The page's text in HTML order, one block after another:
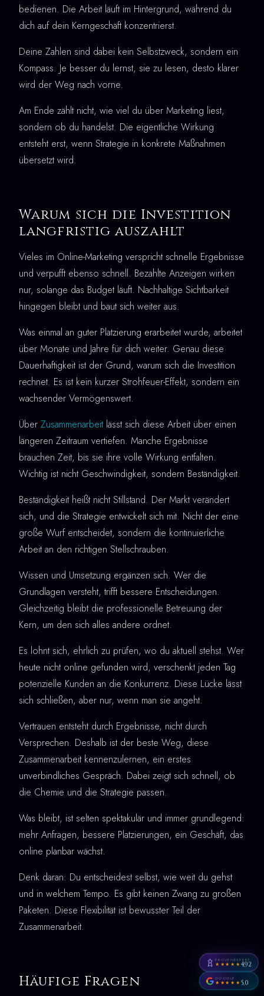
bedienen. Die Arbeit läuft im Hintergrund, während du
dich auf dein Kerngeschäft konzentrierst.
Deine Zahlen sind dabei kein Selbstzweck, sondern ein
Kompass. Je besser du lernst, sie zu lesen, desto klarer
wird der Weg nach vorne.
Am Ende zählt nicht, wie viel du über Marketing liest,
sondern ob du handelst. Die eigentliche Wirkung
entsteht erst, wenn Strategie in konkrete Maßnahmen
übersetzt wird.
Warum sich die Investition
langfristig auszahlt
Vieles im Online-Marketing verspricht schnelle Ergebnisse
und verpufft ebenso schnell. Bezahlte Anzeigen wirken
nur, solange das Budget läuft. Nachhaltige Sichtbarkeit
hingegen bleibt und baut sich weiter aus.
Was einmal an guter Platzierung erarbeitet wurde, arbeitet
über Monate und Jahre für dich weiter. Genau diese
Dauerhaftigkeit ist der Grund, warum sich die Investition
rechnet. Es ist kein kurzer Strohfeuer-Effekt, sondern ein
wachsender Vermögenswert.
Über Zusammenarbeit lässt sich diese Arbeit über einen
längeren Zeitraum vertiefen. Manche Ergebnisse
brauchen Zeit, bis sie ihre volle Wirkung entfalten.
Wichtig ist nicht Geschwindigkeit, sondern Beständigkeit.
Beständigkeit heißt nicht Stillstand. Der Markt verändert
sich, und die Strategie entwickelt sich mit. Nicht der eine
große Wurf entscheidet, sondern die kontinuierliche
Arbeit an den richtigen Stellschrauben.
Wissen und Umsetzung ergänzen sich. Wer die
Grundlagen versteht, trifft bessere Entscheidungen.
Gleichzeitig bleibt die professionelle Betreuung der
Kern, um den sich alles andere ordnet.
Es lohnt sich, ehrlich zu prüfen, wo du aktuell stehst. Wer
heute nicht online gefunden wird, verschenkt jeden Tag
potenzielle Kunden an die Konkurrenz. Diese Lücke lässt
sich schließen, aber nur, wenn man sie angeht.
Vertrauen entsteht durch Ergebnisse, nicht durch
Versprechen. Deshalb ist der beste Weg, diese
Zusammenarbeit kennenzulernen, ein erstes
unverbindliches Gespräch. Dabei zeigt sich schnell, ob
die Chemie und die Strategie passen.
Was bleibt, ist selten spektakulär und immer grundlegend:
mehr Anfragen, bessere Platzierungen, ein Geschäft, das
online planbar wächst.
Denk daran: Du entscheidest selbst, wie weit du gehst
und in welchem Tempo. Es gibt keinen Zwang zu großen
Paketen. Diese Flexibilität ist bewusster Teil der
Zusammenarbeit.
Häufige Fragen
PROVENEXPERT
★★★★★4,92
GOOGLE
★★★★★5,0